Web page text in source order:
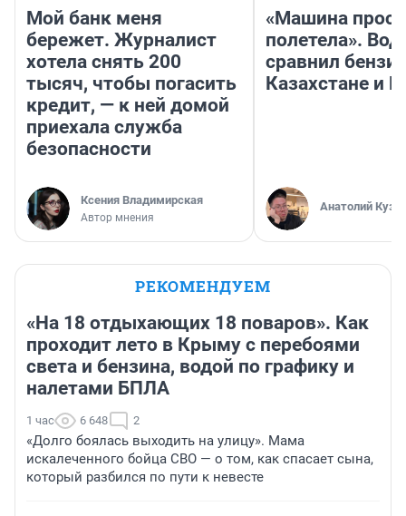
Мой банк меня
бережет. Журналист
хотела снять 200
тысяч, чтобы погасить
кредит, — к ней домой
приехала служба
безопасности
Ксения Владимирская
Автор мнения
«Машина
полетела».
сравнил
Казахстане и
Анатолий
РЕКОМЕНДУЕМ
«На 18 отдыхающих 18 поваров». Как
проходит лето в Крыму с перебоями
света и бензина, водой по графику и
налетами БПЛА
1 час 6 648 2
«Долго боялась выходить на улицу». Мама
искалеченного бойца СВО — о том, как спасает сына,
который разбился по пути к невесте